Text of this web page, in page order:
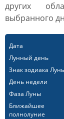
других
выбранного
Дата
Лунный день
Знак зодиака
День недели
Фаза Луны
Ближайшее
полнолуние